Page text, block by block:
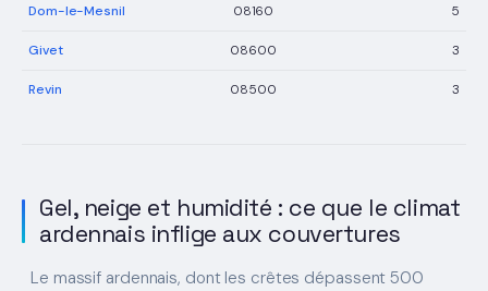
Dom-le-Mesnil 08160 5
Givet 08600 3
Revin 08500 3
Gel, neige et humidité : ce que le climat
ardennais inflige aux couvertures
Le massif ardennais, dont les crêtes dépassent 500